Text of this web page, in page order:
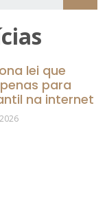
lei que
para
na internet